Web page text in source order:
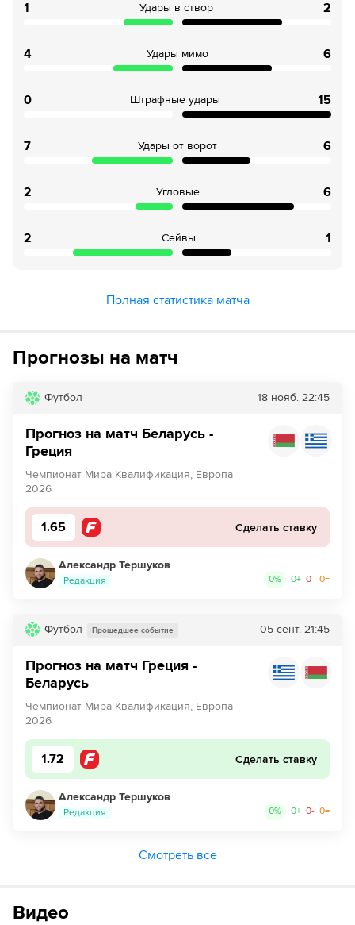
1 Удары в створ 2
4 Удары мимо 6
0 Штрафные удары 15
7 Удары от ворот 6
2 Угловые 6
2 Сейвы 1
Полная статистика матча
Прогнозы на матч
Футбол 18 нояб. 22:45
Прогноз на матч Беларусь -
Греция
Чемпионат Мира Квалификация, Европа
2026
1.65 Сделать ставку
Александр Тершуков
Редакция 0% 0+ 0- 0=
Футбол Прошедшее событие 05 сент. 21:45
Прогноз на матч Греция -
Беларусь
Чемпионат Мира Квалификация, Европа
2026
1.72 Сделать ставку
Александр Тершуков
Редакция 0% 0+ 0- 0=
Смотреть все
Видео